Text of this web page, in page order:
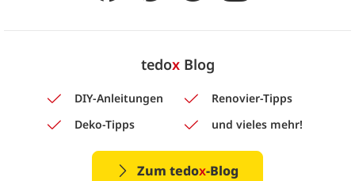
tedoxBlog
DIY-Anleitungen
Renovier-Tipps
Deko-Tipps
und vieles mehr!
Zum tedox-Blog